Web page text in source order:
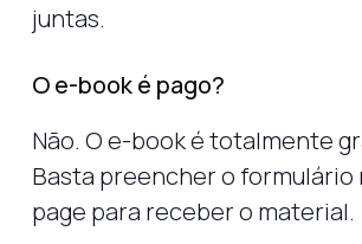
juntas.
O e-book é pago?
Não. O e-book é totalmente
Basta preencher o formulário
page para receber o material.